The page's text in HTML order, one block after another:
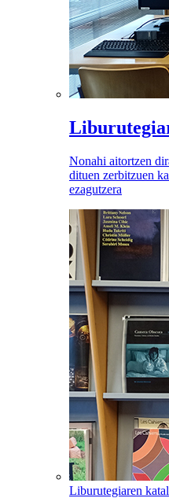
Nonahi aitortzen
dituen zerbitzuen
ezagutzera
Liburutegiaren